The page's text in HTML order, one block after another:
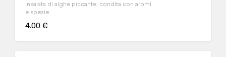
Insalata di alghe piccante, condita con aromi
e spezie
4.00 €